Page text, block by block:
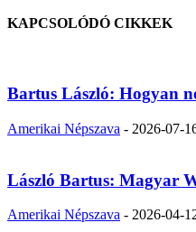
KAPCSOLÓDÓ CIKKEK
Bartus László: Hogyan
Amerikai Népszava - 2026-07-
László Bartus: Magyar
Amerikai Népszava - 2026-04-